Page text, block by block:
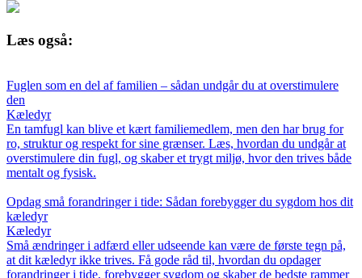
Læs også:
Fuglen som en del af familien – sådan undgår du at overstimulere
den
Kæledyr
En tamfugl kan blive et kært familiemedlem, men den har brug for
ro, struktur og respekt for sine grænser. Læs, hvordan du undgår at
overstimulere din fugl, og skaber et trygt miljø, hvor den trives både
mentalt og fysisk.
Opdag små forandringer i tide: Sådan forebygger du sygdom hos dit
kæledyr
Kæledyr
Små ændringer i adfærd eller udseende kan være de første tegn på,
at dit kæledyr ikke trives. Få gode råd til, hvordan du opdager
forandringer i tide, forebygger sygdom og skaber de bedste rammer